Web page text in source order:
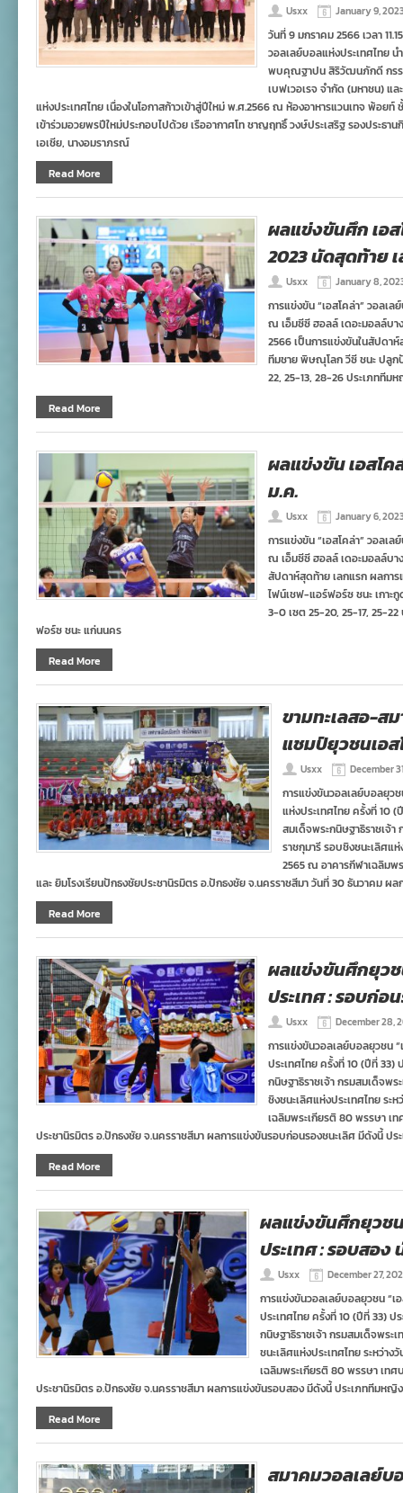
Usxx January 9,
วันที่ 9 มกราคม 2566 เวลา
วอลเลย์บอลแห่งประเทศไทย
พบคุณฐาปน สิริวัฒนภักดี กรร
เบฟเวอเรจ จำกัด (มหาชน)
แห่งประเทศไทย เนื่องในโอกาสก้าวเข้าสู่ปีใหม่ พ.ศ.2566 ณ ห้องอาหารแวนเทจ พ้อ
เข้าร่วมอวยพรปีใหม่ประกอบไปด้วย เรืออากาศโท ชาญฤทธิ์ วงษ์ประเสริฐ รองประ
เอเชีย, นางอมราภรณ์
Read More
ผลแข่งขันศึก เอ
2023 นัดสุดท้าย
Usxx January 8,
การแข่งขัน “เอสโคล่า” วอลเ
ณ เอ็มซีซี ฮอลล์ เดอะมอลล์บา
2566 เป็นการแข่งขันในสัปดา
ทีมชาย พิษณุโลก วีซี ชนะ ปลู
22, 25-13, 28-26 ประเภททีม
Read More
ผลแข่งขัน เอสโค
ม.ค.
Usxx January 6,
การแข่งขัน “เอสโคล่า” วอลเ
ณ เอ็มซีซี ฮอลล์ เดอะมอลล์บา
สัปดาห์สุดท้าย เลกแรก ผลกา
ไฟน์เชฟ-แอร์ฟอร์ซ ชนะ เกาะ
3-0 เซต 25-20, 25-17, 25-
ฟอร์ซ ชนะ แก่นนคร
Read More
ขามทะเลสอ-ส
แชมป์ยุวชนเอส
Usxx December
การแข่งขันวอลเลย์บอลยุวช
แห่งประเทศไทย ครั้งที่ 10 (
สมเด็จพระกนิษฐาธิราชเจ้
ราชกุมารี รอบชิงชนะเลิศแ
2565 ณ อาคารกีฬาเฉลิมพ
และ ยิมโรงเรียนปักธงชัยประชานิรมิตร อ.ปักธงชัย จ.นครราชสีมา วันที่ 30 ธันวาคม ผ
Read More
ผลแข่งขันศึกยุวช
ประเทศ : รอบก่อ
Usxx December 28,
การแข่งขันวอลเลย์บอลยุวชน “
ประเทศไทย ครั้งที่ 10 (ปีที่ 33)
กนิษฐาธิราชเจ้า กรมสมเด็จพ
ชิงชนะเลิศแห่งประเทศไทย ร
เฉลิมพระเกียรติ 80 พรรษา เ
ประชานิรมิตร อ.ปักธงชัย จ.นครราชสีมา ผลการแข่งขันรอบก่อนรองชนะเลิศ มีดังนี้ ปร
Read More
ผลแข่งขันศึกยุวชน
ประเทศ : รอบสอง
Usxx December 27,
การแข่งขันวอลเลย์บอลยุวชน “เ
ประเทศไทย ครั้งที่ 10 (ปีที่ 33) ป
กนิษฐาธิราชเจ้า กรมสมเด็จพระ
ชนะเลิศแห่งประเทศไทย ระหว่า
เฉลิมพระเกียรติ 80 พรรษา เทศ
ประชานิรมิตร อ.ปักธงชัย จ.นครราชสีมา ผลการแข่งขันรอบสอง มีดังนี้ ประเภททีมหญิ
Read More
สมาคมวอลเลย์บ